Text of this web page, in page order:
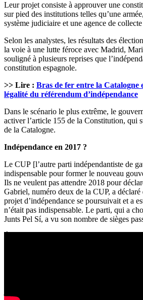
Leur projet consiste à approuver une
sur pied des institutions telles qu’une
système judiciaire et une agence de
Selon les analystes, les résultats des
la voie à une lutte féroce avec Madrid,
souligné à plusieurs reprises que
constitution espagnole.
>> Lire : Bras de fer entre la Catalogne
légalité du référendum d’indépendance
Dans le scénario le plus extrême, le
activer l’article 155 de la Constitution, qui
de la Catalogne.
Indépendance en 2017 ?
Le CUP [l’autre parti indépendantiste de
indispensable pour former le nouveau
Ils ne veulent pas attendre 2018 pour
Gabriel, numéro deux de la CUP, a
projet d’indépendance se poursuivait et a
n’était pas indispensable. Le parti, qui a
Junts Pel Sí, a vu son nombre de sièges
Étant donné la complexité de la situation,
par le bloc séparatiste n’ira probablement
ans de mandat. Les partis pro-
nouvelles élections se tiendraient dans 18
accord de coalition n’est conclu pour
ministre catalan, Fermín Bocos, a rappelé